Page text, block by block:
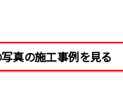
写真の施工事例を見る